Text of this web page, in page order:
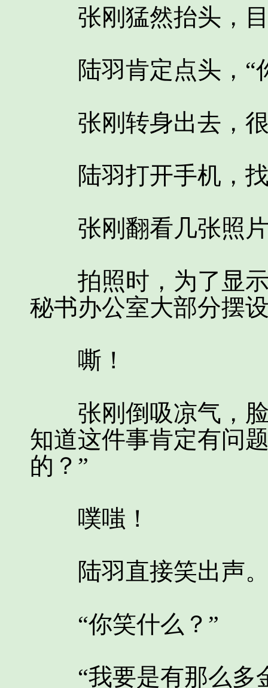
张刚猛然抬头，目
陆羽肯定点头，“
张刚转身出去，很
陆羽打开手机，找
张刚翻看几张照片
拍照时，为了显示
秘书办公室大部分摆
嘶！
张刚倒吸凉气，脸
知道这件事肯定有问
的？”
噗嗤！
陆羽直接笑出声
“你笑什么？”
“我要是有那么多